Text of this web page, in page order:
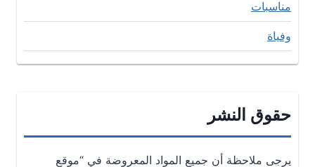
مناسبات
وفياة
حقوق النشر
يرجى ملاحظة أن جميع المواد المعروضة في “موقع